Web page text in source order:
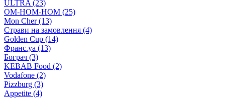
ULTRA (23)
ОМ-НОМ-НОМ (25)
Mon Cher (13)
Страви на замовлення (4)
Golden Cup (14)
Франс.уа (13)
Бограч (3)
KEBAB Food (2)
Vodafone (2)
Pizzburg (3)
Appetite (4)